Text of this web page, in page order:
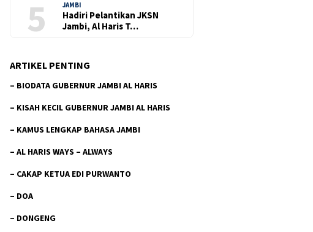
5 JAMBI
Hadiri Pelantikan JKSN
Jambi, Al Haris T…
ARTIKEL PENTING
– BIODATA GUBERNUR JAMBI AL HARIS
– KISAH KECIL GUBERNUR JAMBI AL HARIS
– KAMUS LENGKAP BAHASA JAMBI
–AL HARIS WAYS – ALWAYS
– CAKAP KETUA EDI PURWANTO
– DOA
– DONGENG